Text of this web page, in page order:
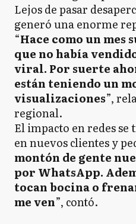
Lejos de pasar
generó una enorme
“Hace como un mes
que no había
viral. Por suerte
están teniendo un
visualizaciones”,
regional.
El impacto en redes
en nuevos clientes y
montón de gente
por WhatsApp.
tocan bocina o
me ven”, contó.